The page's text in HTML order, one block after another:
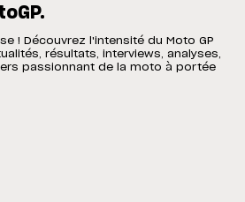
! Découvrez l'intensité du Moto GP
résultats, interviews, analyses,
passionnant de la moto à portée